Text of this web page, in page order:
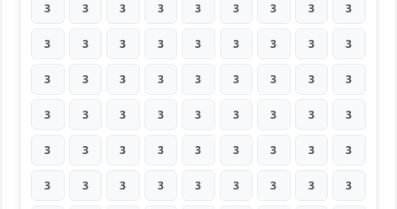
3 3 3 3 3 3 3 3 3
3 3 3 3 3 3 3 3 3
3 3 3 3 3 3 3 3 3
3 3 3 3 3 3 3 3 3
3 3 3 3 3 3 3 3 3
3 3 3 3 3 3 3 3 3